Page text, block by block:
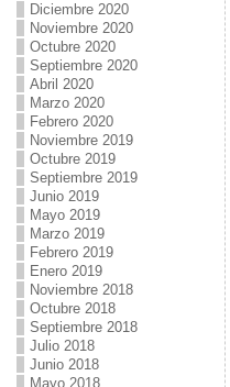
Diciembre 2020
Noviembre 2020
Octubre 2020
Septiembre 2020
Abril 2020
Marzo 2020
Febrero 2020
Noviembre 2019
Octubre 2019
Septiembre 2019
Junio 2019
Mayo 2019
Marzo 2019
Febrero 2019
Enero 2019
Noviembre 2018
Octubre 2018
Septiembre 2018
Julio 2018
Junio 2018
Mayo 2018